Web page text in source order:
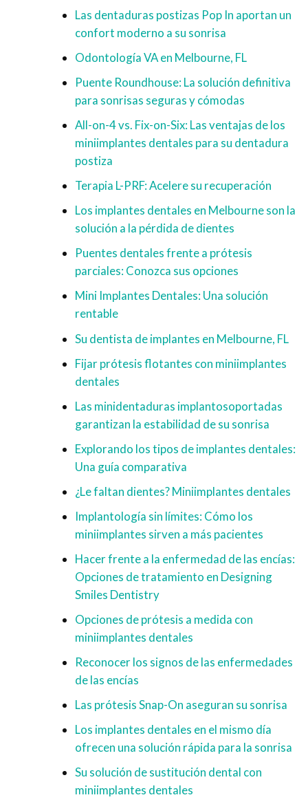
Las dentaduras postizas Pop In aportan un
confort moderno a su sonrisa
Odontología VA en Melbourne, FL
Puente Roundhouse: La solución definitiva
para sonrisas seguras y cómodas
All-on-4 vs. Fix-on-Six: Las ventajas de los
miniimplantes dentales para su dentadura
postiza
Terapia L-PRF: Acelere su recuperación
Los implantes dentales en Melbourne son la
solución a la pérdida de dientes
Puentes dentales frente a prótesis
parciales: Conozca sus opciones
Mini Implantes Dentales: Una solución
rentable
Su dentista de implantes en Melbourne, FL
Fijar prótesis flotantes con miniimplantes
dentales
Las minidentaduras implantosoportadas
garantizan la estabilidad de su sonrisa
Explorando los tipos de implantes dentales:
Una guía comparativa
¿Le faltan dientes? Miniimplantes dentales
Implantología sin límites: Cómo los
miniimplantes sirven a más pacientes
Hacer frente a la enfermedad de las encías:
Opciones de tratamiento en Designing
Smiles Dentistry
Opciones de prótesis a medida con
miniimplantes dentales
Reconocer los signos de las enfermedades
de las encías
Las prótesis Snap-On aseguran su sonrisa
Los implantes dentales en el mismo día
ofrecen una solución rápida para la sonrisa
Su solución de sustitución dental con
miniimplantes dentales